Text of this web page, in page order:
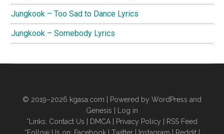
Jungkook – Too Sad to Dance Lyrics
Jungkook – Somebody Lyrics
© 2019–2026 kgasa.com | Powered by WordPress and
Genesis |
Log in
*Links: Contact Us DMCA Privacy Policy
RSS Feed